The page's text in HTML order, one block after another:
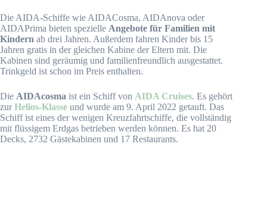
Die AIDA-Schiffe wie AIDACosma, AIDAnova oder
AIDAPrima bieten spezielle Angebote für Familien mit
Kindern ab drei Jahren. Außerdem fahren Kinder bis 15
Jahren gratis in der gleichen Kabine der Eltern mit. Die
Kabinen sind geräumig und familienfreundlich ausgestattet.
Trinkgeld ist schon im Preis enthalten.
Die AIDAcosma ist ein Schiff von AIDA Cruises. Es gehört
zurHelios-Klasse und wurde am 9. April 2022 getauft. Das
Schiff ist eines der wenigen Kreuzfahrtschiffe, die vollständig
mit flüssigem Erdgas betrieben werden können. Es hat 20
Decks, 2732 Gästekabinen und 17 Restaurants.